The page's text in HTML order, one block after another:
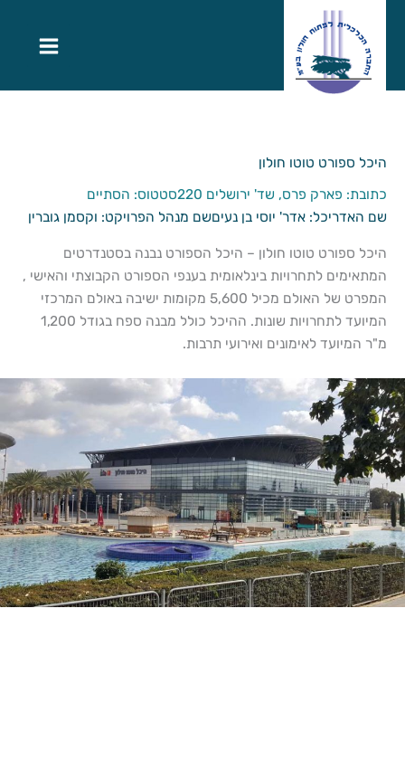
היכל ספורט טוטו חולון
כתובת: פארק פרס, שד' ירושלים 220
סטטוס: הסתיים
שם האדריכל: אדר' יוסי בן נעיםשם מנהל הפרויקט: וקסמן גוברין
היכל ספורט טוטו חולון – היכל הספורט נבנה בסטנדרטים
המתאימים לתחרויות בינלאומית בענפי הספורט הקבוצתי והאישי ,
המפרט של האולם מכיל 5,600 מקומות ישיבה באולם המרכזי
המיועד לתחרויות שונות. ההיכל כולל מבנה ספח בגודל 1,200
מ"ר המיועד לאימונים ואירועי תרבות.